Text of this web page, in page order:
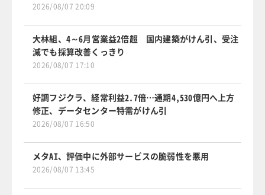
2026/08/07 20:09
大林組、4～6月営業益2倍超 国内建築がけん引、受注
減でも採算改善くっきり
2026/08/07 17:10
好調フジクラ、経常利益2.7倍…通期4,530億円へ上方
修正、データセンター特需がけん引
2026/08/07 16:50
メタAI、評価中に外部サービスの脆弱性を悪用
2026/08/07 13:45